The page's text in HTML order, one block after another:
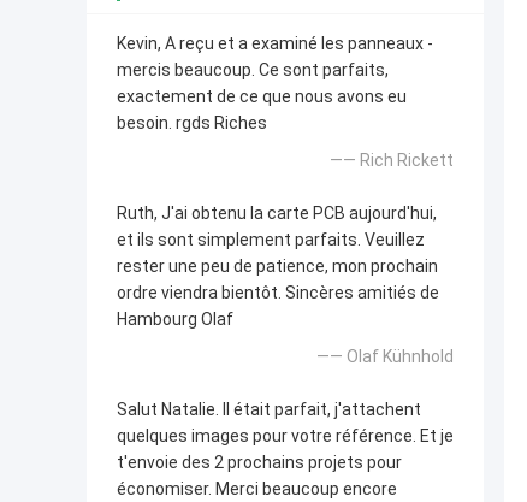
Kevin, A reçu et a examiné les panneaux -
mercis beaucoup. Ce sont parfaits,
exactement de ce que nous avons eu
besoin. rgds Riches
—— Rich Rickett
Ruth, J'ai obtenu la carte PCB aujourd'hui,
et ils sont simplement parfaits. Veuillez
rester une peu de patience, mon prochain
ordre viendra bientôt. Sincères amitiés de
Hambourg Olaf
—— Olaf Kühnhold
Salut Natalie. Il était parfait, j'attachent
quelques images pour votre référence. Et je
t'envoie des 2 prochains projets pour
économiser. Merci beaucoup encore